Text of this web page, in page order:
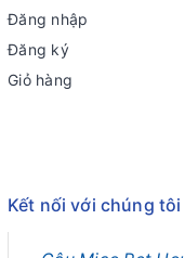
Đăng nhập
Đăng ký
Giỏ hàng
Kết nối với chúng tôi